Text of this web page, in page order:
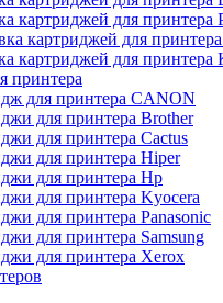
картриджей для
картриджей для
картриджей для
принтера
для принтера CANON
для принтера Brother
для принтера Cactus
для принтера Hiper
для принтера Hp
для принтера Kyocera
для принтера Panasonic
для принтера Samsung
для принтера Xerox